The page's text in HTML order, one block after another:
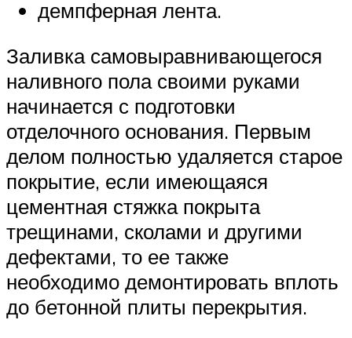
демпферная лента.
Заливка самовыравнивающегося
наливного пола своими руками
начинается с подготовки
отделочного основания. Первым
делом полностью удаляется старое
покрытие, если имеющаяся
цементная стяжка покрыта
трещинами, сколами и другими
дефектами, то ее также
необходимо демонтировать вплоть
до бетонной плиты перекрытия.